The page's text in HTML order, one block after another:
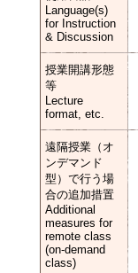
Language(s)
for Instruction
& Discussion
授業開講形態
等
Lecture
format, etc.
遠隔授業（オ
ンデマンド
型）で行う場
合の追加措置
Additional
measures for
remote class
(on-demand
class)